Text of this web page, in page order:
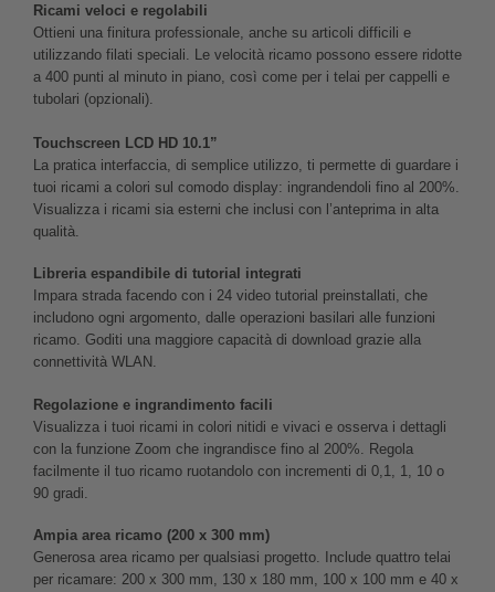
Ricami veloci e regolabili
Ottieni una finitura professionale, anche su articoli difficili e
utilizzando filati speciali. Le velocità ricamo possono essere ridotte
a 400 punti al minuto in piano, così come per i telai per cappelli e
tubolari (opzionali).
Touchscreen LCD HD 10.1”
La pratica interfaccia, di semplice utilizzo, ti permette di guardare i
tuoi ricami a colori sul comodo display: ingrandendoli fino al 200%.
Visualizza i ricami sia esterni che inclusi con l’anteprima in alta
qualità.
Libreria espandibile di tutorial integrati
Impara strada facendo con i 24 video tutorial preinstallati, che
includono ogni argomento, dalle operazioni basilari alle funzioni
ricamo. Goditi una maggiore capacità di download grazie alla
connettività WLAN.
Regolazione e ingrandimento facili
Visualizza i tuoi ricami in colori nitidi e vivaci e osserva i dettagli
con la funzione Zoom che ingrandisce fino al 200%. Regola
facilmente il tuo ricamo ruotandolo con incrementi di 0,1, 1, 10 o
90 gradi.
Ampia area ricamo (200 x 300 mm)
Generosa area ricamo per qualsiasi progetto. Include quattro telai
per ricamare: 200 x 300 mm, 130 x 180 mm, 100 x 100 mm e 40 x